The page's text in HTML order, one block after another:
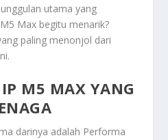
utama yang
Max begitu menarik?
paling menonjol dari
M5 MAX YANG
darinya adalah Performa